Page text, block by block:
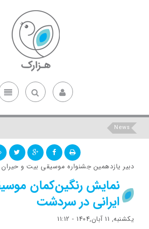
News
دبیر یازدهمین جشنواره موسیقی بیت و
نمایش رنگین‌کمان
ایرانی در سردشت
یکشنبه, 11 آبان,1404 - 11:12